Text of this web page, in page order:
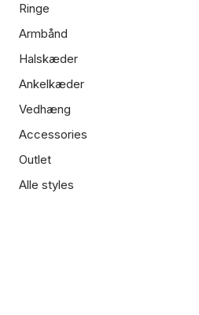
Ringe
Armbånd
Halskæder
Ankelkæder
Vedhæng
Accessories
Outlet
Alle styles